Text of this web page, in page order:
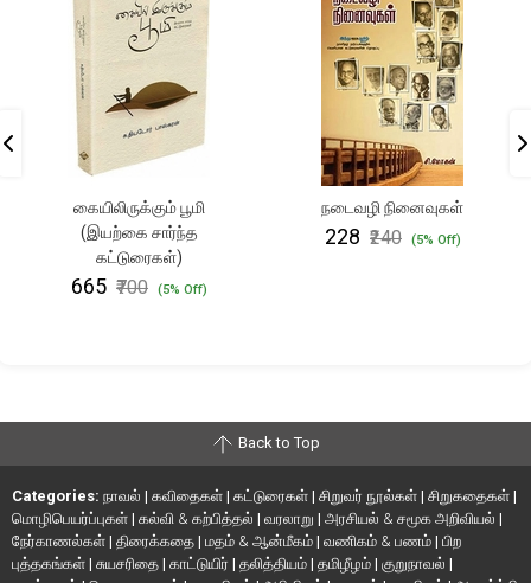
கையிலிருக்கும் பூமி
(இயற்கை சார்ந்த
கட்டுரைகள்)
₹665 ₹700 (5% Off)
நடைவழி நினைவுகள்
₹228 ₹240 (5% Off)
Back to Top
Categories: நாவல் | கவிதைகள் | கட்டுரைகள் | சிறுவர் நூல்கள் | சிறுகதைகள் |
மொழிபெயர்ப்புகள் | கல்வி & கற்பித்தல் | வரலாறு | அரசியல் & சமூக அறிவியல் |
நேர்காணல்கள் | திரைக்கதை | மதம் & ஆன்மீகம் | வணிகம் & பணம் | பிற
புத்தகங்கள் | சுயசரிதை | காட்டுயிர் | தலித்தியம் | தமிழீழம் | குறுநாவல் |